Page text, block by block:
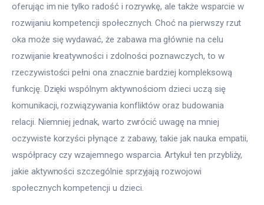
oferując im nie tylko radość i rozrywkę, ale także wsparcie w
rozwijaniu kompetencji społecznych. Choć na pierwszy rzut
oka może się wydawać, że zabawa ma głównie na celu
rozwijanie kreatywności i zdolności poznawczych, to w
rzeczywistości pełni ona znacznie bardziej kompleksową
funkcję. Dzięki wspólnym aktywnościom dzieci uczą się
komunikacji, rozwiązywania konfliktów oraz budowania
relacji. Niemniej jednak, warto zwrócić uwagę na mniej
oczywiste korzyści płynące z zabawy, takie jak nauka empatii,
współpracy czy wzajemnego wsparcia. Artykuł ten przybliży,
jakie aktywności szczególnie sprzyjają rozwojowi
społecznych kompetencji u dzieci.